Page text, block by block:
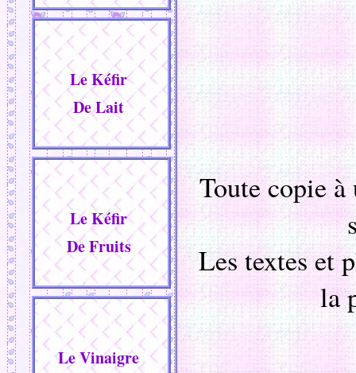
Le Kéfir
De Lait
Le Kéfir
De Fruits
Le Vinaigre
Toute copie
Les textes et
la